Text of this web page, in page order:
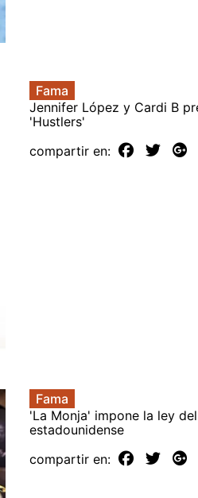
Fama
Jennifer López y Cardi B
'Hustlers'
compartir en:
Fama
'La Monja' impone la ley
estadounidense
compartir en: